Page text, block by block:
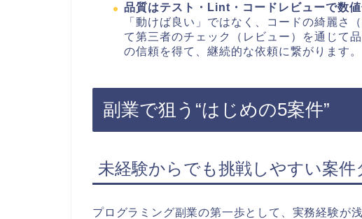
品質はテスト・Lint・コードレビューで数
「動けば良い」ではなく、コードの綺麗さ
て第三者のチェック（レビュー）を通じて
の信頼を得て、継続的な依頼に繋がります。
副業で狙う“はじめの5案件”
未経験からでも挑戦しやすい案件
プログラミング副業の第一歩として、実務経験が